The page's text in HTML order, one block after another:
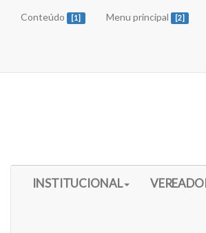
Conteúdo [1] Menu principal [2]
Início do Menu Principal
INSTITUCIONAL